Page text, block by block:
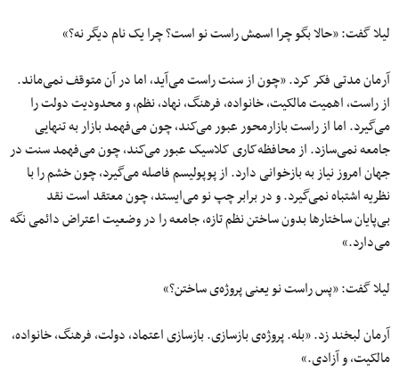
لیلا گفت: «حالا بگو چرا اسمش راست نو است؟ چرا یک نام دیگر نه؟»
آرمان مدتی فکر کرد. «چون از سنت راست می‌آید، اما در آن متوقف نمی‌ماند.
از راست، اهمیت مالکیت، خانواده، فرهنگ، نهاد، نظم، و محدودیت دولت را
می‌گیرد. اما از راست بازارمحور عبور می‌کند، چون می‌فهمد بازار به تنهایی
جامعه نمی‌سازد. از محافظه‌کاری کلاسیک عبور می‌کند، چون می‌فهمد سنت در
جهان امروز نیاز به بازخوانی دارد. از پوپولیسم فاصله می‌گیرد، چون خشم را با
نظریه اشتباه نمی‌گیرد. و در برابر چپ نو می‌ایستد، چون معتقد است نقد
بی‌پایان ساختارها بدون ساختن نظم تازه، جامعه را در وضعیت اعتراض دائمی نگه
می‌دارد.»
لیلا گفت: «پس راست نو یعنی پروژه‌ی ساختن؟»
آرمان لبخند زد. «بله. پروژه‌ی بازسازی. بازسازی اعتماد، دولت، فرهنگ، خانواده،
مالکیت، و آزادی.»